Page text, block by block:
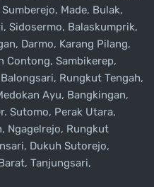
Made, Bulak,
Sidosermo, Balaskumprik,
Darmo, Karang Pilang,
Contong, Sambikerep,
Rungkut Tengah,
Ayu, Bangkingan,
Sutomo, Perak Utara,
Ngagelrejo, Rungkut
Dukuh Sutorejo,
Tanjungsari,